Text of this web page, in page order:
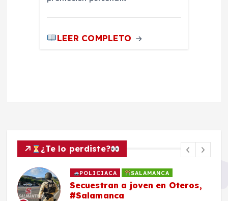
LEER COMPLETO
¿Te lo perdiste?
POLICIACA SALAMANCA
Secuestran a joven en Oteros,
#Salamanca